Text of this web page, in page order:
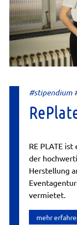
#stipendium
RE PLATE
der
Herstellung
vermietet.
mehr